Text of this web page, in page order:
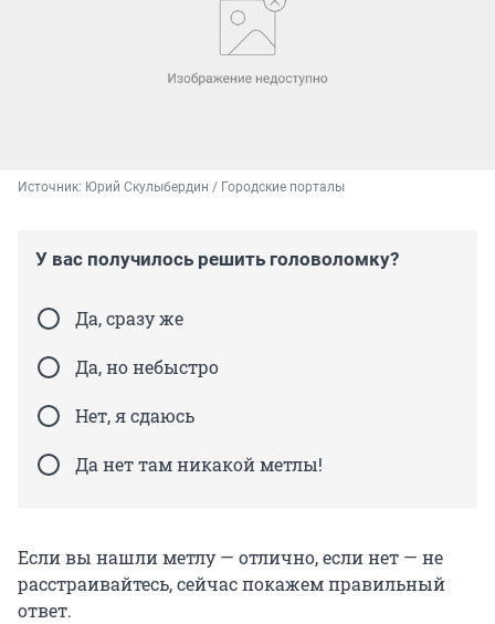
Источник: Юрий Скулыбердин / Городские порталы
У вас получилось решить головоломку?
Да, сразу же
Да, но небыстро
Нет, я сдаюсь
Да нет там никакой метлы!
Если вы нашли метлу — отлично, если нет — не
расстраивайтесь, сейчас покажем правильный
ответ.